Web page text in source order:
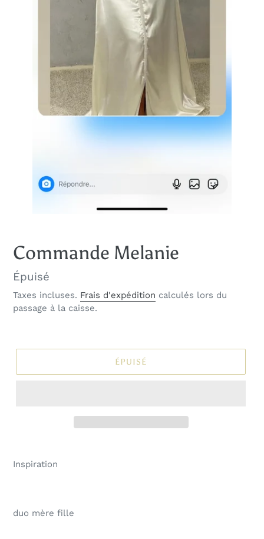
Commande Melanie
Prix
normal
Épuisé
Taxes incluses. Frais d'expédition calculés lors du
passage à la caisse.
ÉPUISÉ
Inspiration
duo mère fille